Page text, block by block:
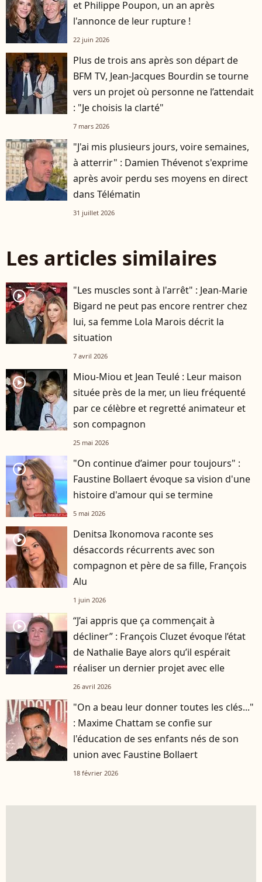
et Philippe Poupon, un an après
l'annonce de leur rupture !
22 juin 2026
Plus de trois ans après son départ de
BFM TV, Jean-Jacques Bourdin se tourne
vers un projet où personne ne l’attendait
: "Je choisis la clarté"
7 mars 2026
"J'ai mis plusieurs jours, voire semaines,
à atterrir" : Damien Thévenot s'exprime
après avoir perdu ses moyens en direct
dans Télématin
31 juillet 2026
Les articles similaires
player2
"Les muscles sont à l'arrêt" : Jean-Marie
Bigard ne peut pas encore rentrer chez
lui, sa femme Lola Marois décrit la
situation
7 avril 2026
player2
Miou-Miou et Jean Teulé : Leur maison
située près de la mer, un lieu fréquenté
par ce célèbre et regretté animateur et
son compagnon
25 mai 2026
player2
"On continue d’aimer pour toujours" :
Faustine Bollaert évoque sa vision d'une
histoire d'amour qui se termine
5 mai 2026
player2
Denitsa Ikonomova raconte ses
désaccords récurrents avec son
compagnon et père de sa fille, François
Alu
1 juin 2026
player2
“J’ai appris que ça commençait à
décliner” : François Cluzet évoque l’état
de Nathalie Baye alors qu’il espérait
réaliser un dernier projet avec elle
26 avril 2026
"On a beau leur donner toutes les clés..."
: Maxime Chattam se confie sur
l'éducation de ses enfants nés de son
union avec Faustine Bollaert
18 février 2026